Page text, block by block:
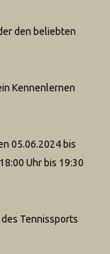
den beliebten
Kennenlernen
05.06.2024bis
Uhr bis 19:30
Tennissports